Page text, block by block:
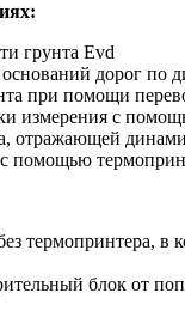
грунта Еvd
дорог по
при помощи
измерения с
отражающей
помощью
термопринтера,
блок от